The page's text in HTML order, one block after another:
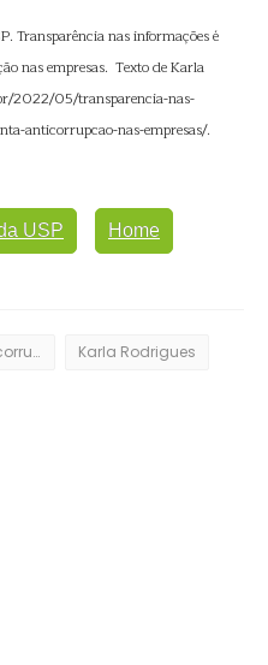
Transparência nas informações é
nas empresas. Texto de Karla
2022/05/transparencia-nas-
anticorrupcao-nas-empresas/.
USP Home
Ferramenta anticorrupção Karla Rodrigues